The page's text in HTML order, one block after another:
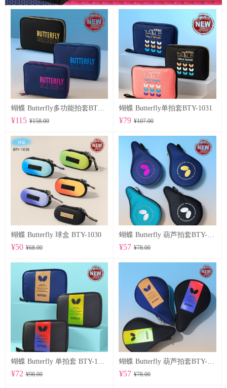
蝴蝶 Butterfly多功能拍套BTY-1032
¥115 ¥158.00
蝴蝶 Butterfly单拍套BTY-1031
¥79 ¥107.00
蝴蝶 Butterfly 球盒 BTY-1030
¥50 ¥68.00
蝴蝶 Butterfly 葫芦拍套BTY-1028
¥57 ¥78.00
¥72 ¥98.00
蝴蝶 Butterfly 葫芦拍套BTY-1026
¥57 ¥78.00